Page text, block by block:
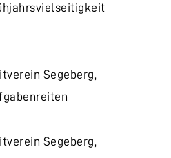
Segeberg,
Segeberg,